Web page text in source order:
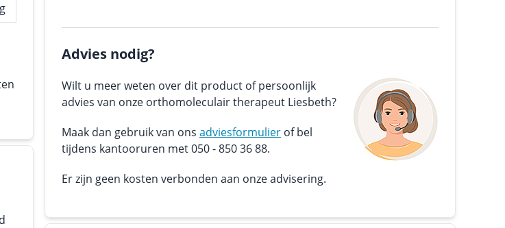
Advies nodig?
Wilt u meer weten over dit product of persoonlijk
advies van onze orthomoleculair therapeut Liesbeth?
Maak dan gebruik van ons adviesformulier of bel
tijdens kantooruren met 050 - 850 36 88.
Er zijn geen kosten verbonden aan onze advisering.